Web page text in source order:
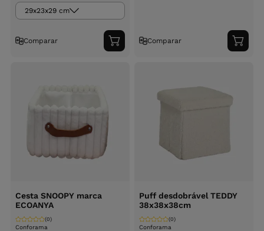
29x23x29 cm
Comparar
Adicionar
ao
Comparar
ao
Cesta SNOOPY marca
ECOANYA
Conforama
(0)
Puff desdobrável TEDDY
38x38x38cm
Conforama
(0)